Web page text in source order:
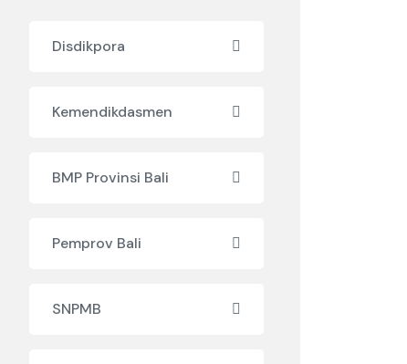
Disdikpora
Kemendikdasmen
BMP Provinsi Bali
Pemprov Bali
SNPMB